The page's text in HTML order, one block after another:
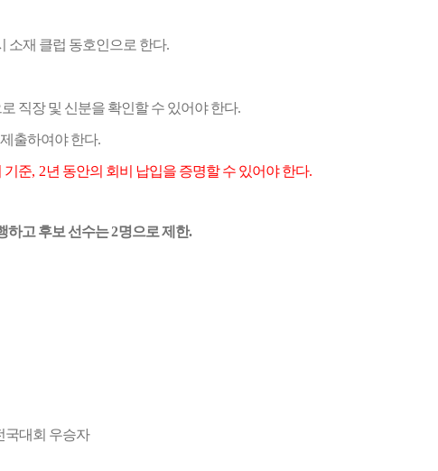
소재 클럽 동호인으로 한다.
직장 및 신분을 확인할 수 있어야 한다.
출하여야 한다.
기준, 2년 동안의 회비 납입을 증명할 수 있어야 한다.
하고 후보 선수는2명으로 제한.
국대회 우승자